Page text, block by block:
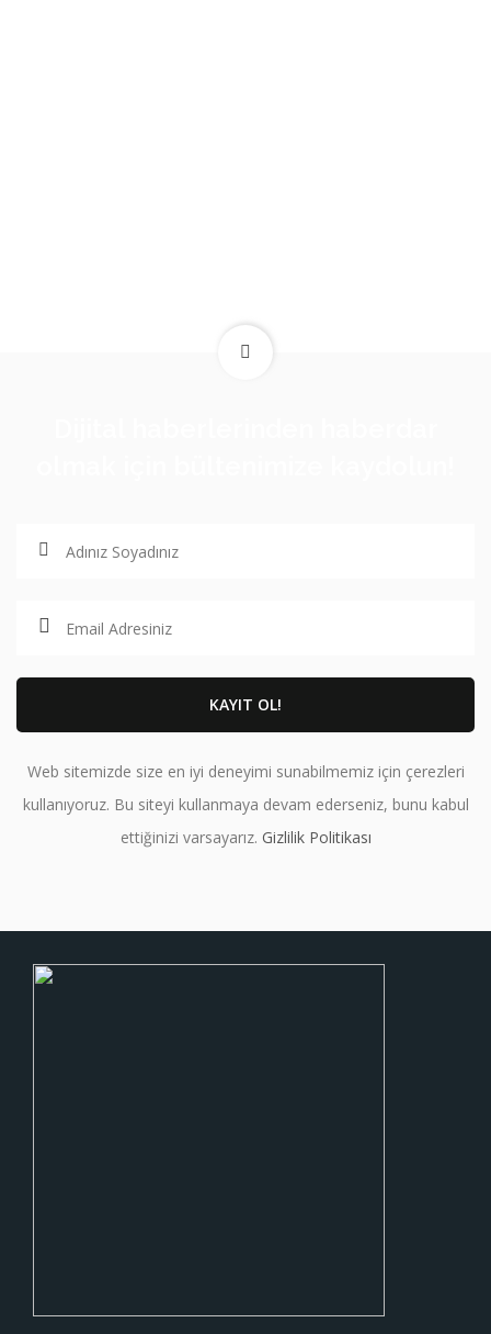
Web sitemizde size en iyi deneyimi sunabilmemiz için çerezleri
kullanıyoruz. Bu siteyi kullanmaya devam ederseniz, bunu kabul
ettiğinizi varsayarız. Gizlilik Politikası